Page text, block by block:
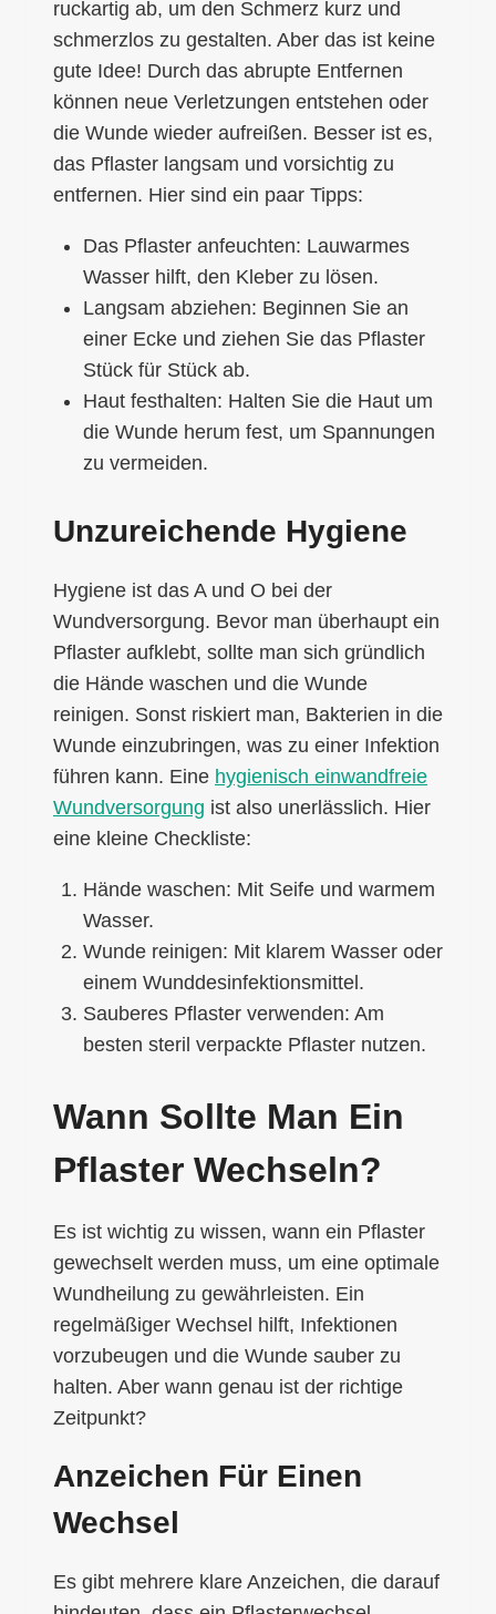
ruckartig ab, um den Schmerz kurz und
schmerzlos zu gestalten. Aber das ist keine
gute Idee! Durch das abrupte Entfernen
können neue Verletzungen entstehen oder
die Wunde wieder aufreißen. Besser ist es,
das Pflaster langsam und vorsichtig zu
entfernen. Hier sind ein paar Tipps:
Das Pflaster anfeuchten: Lauwarmes
Wasser hilft, den Kleber zu lösen.
Langsam abziehen: Beginnen Sie an
einer Ecke und ziehen Sie das Pflaster
Stück für Stück ab.
Haut festhalten: Halten Sie die Haut um
die Wunde herum fest, um Spannungen
zu vermeiden.
Unzureichende Hygiene
Hygiene ist das A und O bei der
Wundversorgung. Bevor man überhaupt ein
Pflaster aufklebt, sollte man sich gründlich
die Hände waschen und die Wunde
reinigen. Sonst riskiert man, Bakterien in die
Wunde einzubringen, was zu einer Infektion
führen kann. Eine hygienisch einwandfreie
Wundversorgung ist also unerlässlich. Hier
eine kleine Checkliste:
Hände waschen: Mit Seife und warmem
Wasser.
Wunde reinigen: Mit klarem Wasser oder
einem Wunddesinfektionsmittel.
Sauberes Pflaster verwenden: Am
besten steril verpackte Pflaster nutzen.
Wann Sollte Man Ein
Pflaster Wechseln?
Es ist wichtig zu wissen, wann ein Pflaster
gewechselt werden muss, um eine optimale
Wundheilung zu gewährleisten. Ein
regelmäßiger Wechsel hilft, Infektionen
vorzubeugen und die Wunde sauber zu
halten. Aber wann genau ist der richtige
Zeitpunkt?
Anzeichen Für Einen
Wechsel
Es gibt mehrere klare Anzeichen, die darauf